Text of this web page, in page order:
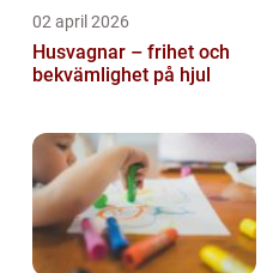
02 april 2026
Husvagnar – frihet och
bekvämlighet på hjul